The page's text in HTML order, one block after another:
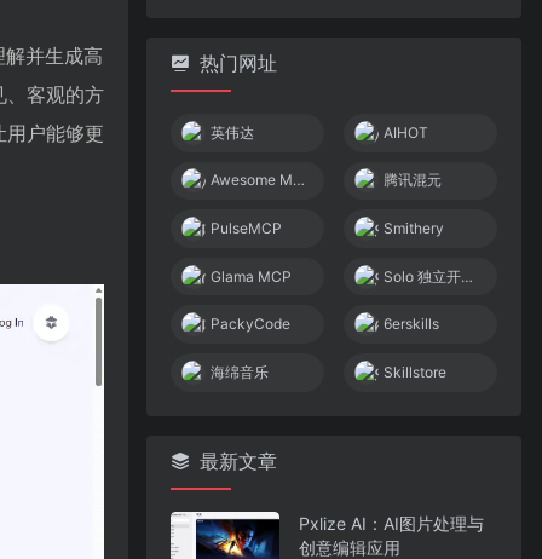
并生成高
、客观的方
户能够更
热门网址
英伟达 AIHOT
Awesome MCP Servers 腾讯混元
PulseMCP Smithery
Glama MCP Solo 独立开发者社区
PackyCode 6erskills
海绵音乐 Skillstore
最新文章
Pxlize AI：AI图片处理与
创意编辑应用